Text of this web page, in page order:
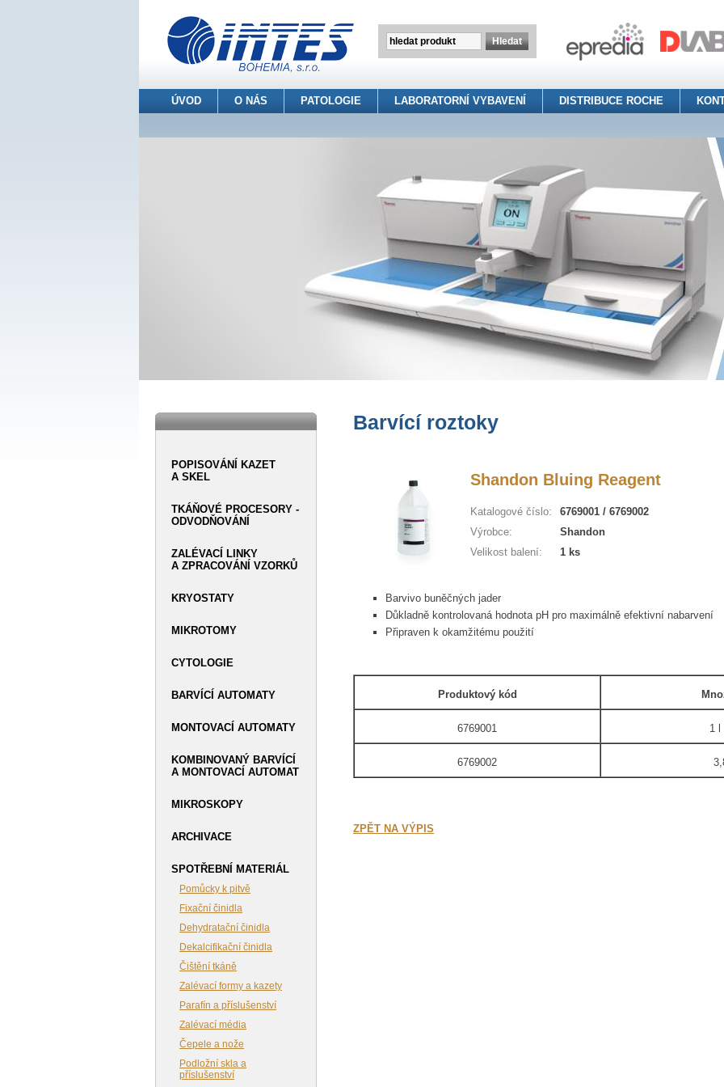
ÚVOD O NÁS PATOLOGIE LABORATORNÍ VYBAVENÍ DISTRIBUCE ROCHE
Barvící roztoky
Shandon Bluing Reagent
Katalogové číslo:
6769001 / 6769002
Výrobce:
Shandon
Velikost balení:
1 ks
Barvivo buněčných jader
Důkladně kontrolovaná hodnota pH pro maximálně efektivní nabarvení
Připraven k okamžitému použití
Produktový kód
6769001 1 l
6769002
ZPĚT NA VÝPIS
POPISOVÁNÍ KAZET
A SKEL
TKÁŇOVÉ PROCESORY -
ODVODŇOVÁNÍ
ZALÉVACÍ LINKY
A ZPRACOVÁNÍ VZORKŮ
KRYOSTATY
MIKROTOMY
CYTOLOGIE
BARVÍCÍ AUTOMATY
MONTOVACÍ AUTOMATY
KOMBINOVANÝ BARVÍCÍ
A MONTOVACÍ AUTOMAT
MIKROSKOPY
ARCHIVACE
SPOTŘEBNÍ MATERIÁL
Pomůcky k pitvě
Fixační činidla
Dehydratační činidla
Dekalcifikační činidla
Čištění tkáně
Zalévací formy a kazety
Parafín a příslušenství
Zalévací média
Čepele a nože
Podložní skla a
příslušenství